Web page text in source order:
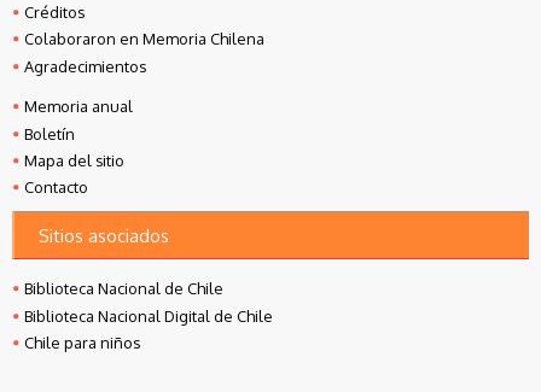
Créditos
Colaboraron en Memoria Chilena
Agradecimientos
Memoria anual
Boletín
Mapa del sitio
Contacto
Sitios asociados
Biblioteca Nacional de Chile
Biblioteca Nacional Digital de Chile
Chile para niños